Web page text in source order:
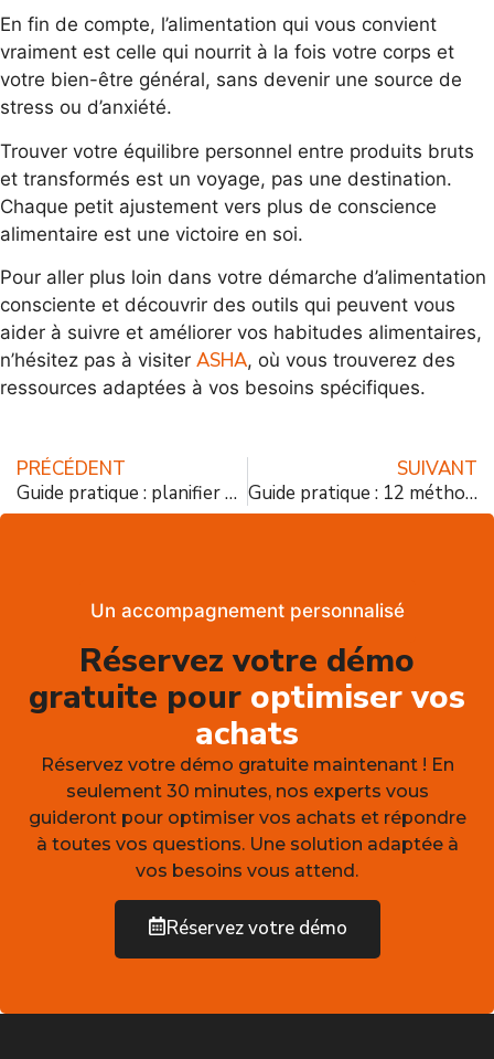
En fin de compte, l’alimentation qui vous convient
vraiment est celle qui nourrit à la fois votre corps et
votre bien-être général, sans devenir une source de
stress ou d’anxiété.
Trouver votre équilibre personnel entre produits bruts
et transformés est un voyage, pas une destination.
Chaque petit ajustement vers plus de conscience
alimentaire est une victoire en soi.
Pour aller plus loin dans votre démarche d’alimentation
consciente et découvrir des outils qui peuvent vous
aider à suivre et améliorer vos habitudes alimentaires,
n’hésitez pas à visiter ASHA, où vous trouverez des
ressources adaptées à vos besoins spécifiques.
PRÉCÉDENT
Guide pratique : planifier vos repas selon les fruits et légumes de saison
SUIVANT
Guide pratique : 12 méthodes simples pour une cantine plus appréciée
Un accompagnement personnalisé
Réservez votre démo
gratuite pour optimiser vos
achats
Réservez votre démo gratuite maintenant ! En
seulement 30 minutes, nos experts vous
guideront pour optimiser vos achats et répondre
à toutes vos questions. Une solution adaptée à
vos besoins vous attend.
Réservez votre démo